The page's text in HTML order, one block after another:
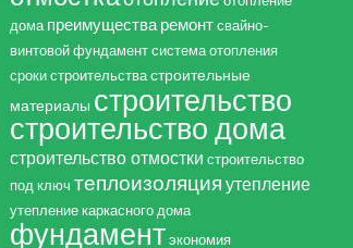
дома преимущества ремонт свайно-
винтовой фундамент система отопления
сроки строительства строительные
материалы строительство
строительство дома
строительство отмостки строительство
под ключ теплоизоляция утепление
утепление каркасного дома
фундамент экономия